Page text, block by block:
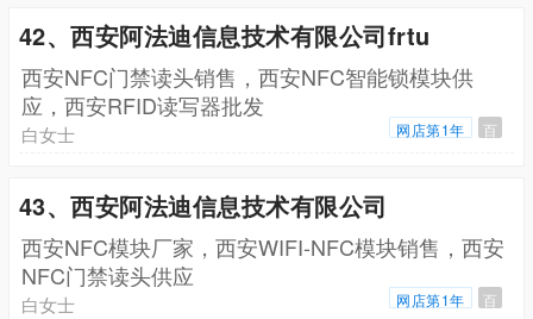
42、西安阿法迪信息技术有限公司frtu
西安NFC门禁读头销售，西安NFC智能锁模块供
应，西安RFID读写器批发
白女士 网店第1年 百
43、西安阿法迪信息技术有限公司
西安NFC模块厂家，西安WIFI-NFC模块销售，西安
NFC门禁读头供应
白女士 网店第1年 百